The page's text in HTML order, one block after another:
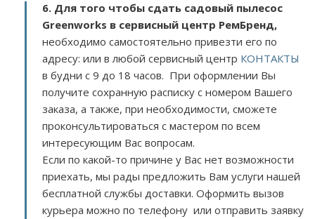
6. Для того чтобы сдать садовый пылесос
Greenworks в сервисный центр РемБренд,
необходимо самостоятельно привезти его по
адресу: или в любой сервисный центр КОНТАКТЫ
в будни с 9 до 18 часов. При оформлении Вы
получите сохранную расписку с номером Вашего
заказа, а также, при необходимости, сможете
проконсультироваться с мастером по всем
интересующим Вас вопросам.
Если по какой-то причине у Вас нет возможности
приехать, мы рады предложить Вам услуги нашей
бесплатной службы доставки. Оформить вызов
курьера можно по телефону или отправить заявку